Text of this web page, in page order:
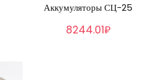
Аккумуляторы СЦ-25
8244.01₽